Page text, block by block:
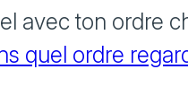
avec ton ordre
quel ordre